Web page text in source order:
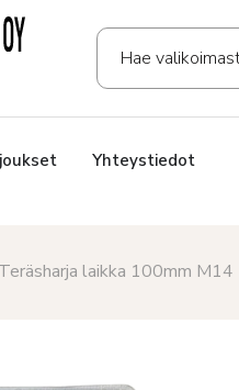
Yhteystiedot
laikka 100mm M14